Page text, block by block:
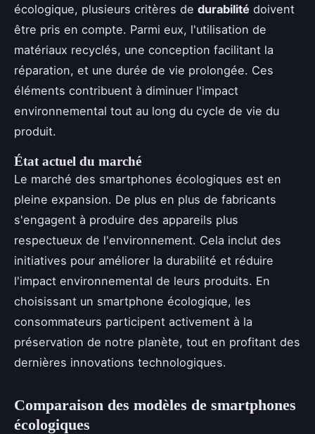
écologique, plusieurs critères de durabilité doivent
être pris en compte. Parmi eux, l'utilisation de
matériaux recyclés, une conception facilitant la
réparation, et une durée de vie prolongée. Ces
éléments contribuent à diminuer l'impact
environnemental tout au long du cycle de vie du
produit.
État actuel du marché
Le marché des smartphones écologiques est en
pleine expansion. De plus en plus de fabricants
s'engagent à produire des appareils plus
respectueux de l'environnement. Cela inclut des
initiatives pour améliorer la durabilité et réduire
l'impact environnemental de leurs produits. En
choisissant un smartphone écologique, les
consommateurs participent activement à la
préservation de notre planète, tout en profitant des
dernières innovations technologiques.
Comparaison des modèles de smartphones
écologiques